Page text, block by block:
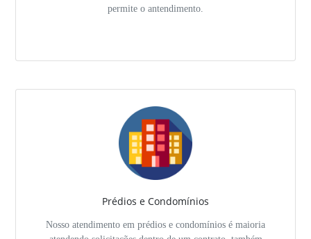
permite o antendimento.
Prédios e Condomínios
Nosso atendimento em prédios e condomínios é maioria